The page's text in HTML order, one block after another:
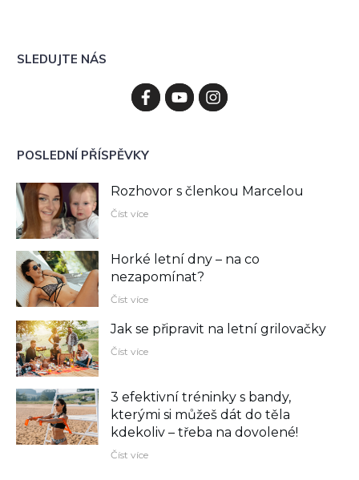
SLEDUJTE NÁS
POSLEDNÍ PŘÍSPĚVKY
Rozhovor s členkou Marcelou
Číst více
Horké letní dny – na co
nezapomínat?
Číst více
Jak se připravit na letní grilovačky
Číst více
3 efektivní tréninky s bandy,
kterými si můžeš dát do těla
kdekoliv –⁠ třeba na dovolené!
Číst více